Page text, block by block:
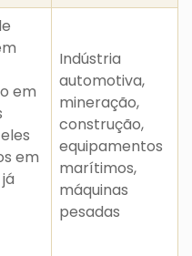
em
em
Indústria
automotiva,
mineração,
construção,
equipamentos
marítimos,
máquinas
pesadas